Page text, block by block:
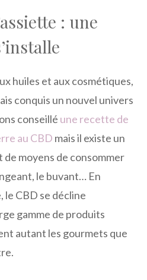
: une
huiles et aux cosmétiques,
conquis un nouvel univers
conseillé une recette de
au CBD mais il existe un
moyens de consommer
le buvant… En
le CBD se décline
gamme de produits
autant les gourmets que